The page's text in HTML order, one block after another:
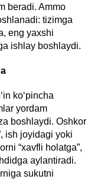
beradi. Ammo
tizimga
eng yaxshi
ishlay boshlaydi.
ko‘pincha
yordam
boshlaydi. Oshkor
ish joyidagi yoki
“xavfli holatga”,
aylantiradi.
sukutni